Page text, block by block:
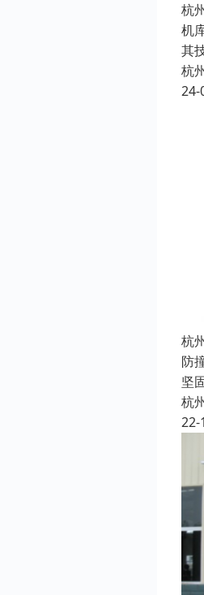
杭
机
其
杭
24-
杭
防
坚
杭
22-